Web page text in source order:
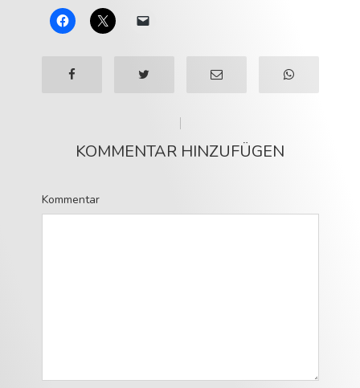
KOMMENTAR HINZUFÜGEN
Kommentar